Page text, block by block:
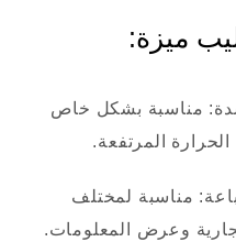
ميزة:
مناسبة بشكل خاص
المرتفعة.
مناسبة لمختلف
وعرض المعلومات.